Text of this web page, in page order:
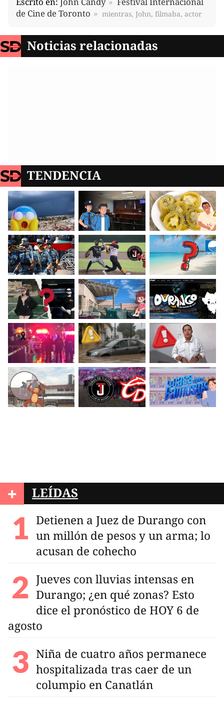
de Cine de Toronto
mientras, John, filmaba, actor
Noticias relacionadas
TENDENCIA
+ LEÍDAS
Detienen a Juez de Durango con
un millón de pesos y un arma; lo
acusan de cohecho
Jueves con lluvias intensas en
Durango; ¿en qué zonas? Esto
dice el pronóstico de HOY 6 de
agosto
Niña de cuatro años permanece
hospitalizada tras caer de un
columpio en Canatlán